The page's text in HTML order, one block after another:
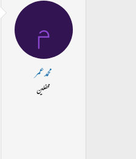
م
محمدعمر
محفلین